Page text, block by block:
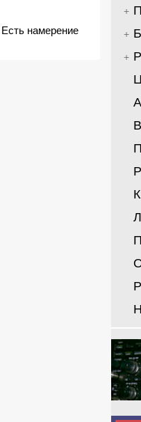
намерение